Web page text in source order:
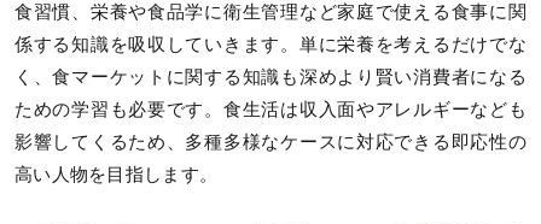
食習慣、栄養や食品学に衛生管理など家庭で使える食事に関
係する知識を吸収していきます。単に栄養を考えるだけでな
く、食マーケットに関する知識も深めより賢い消費者になる
ための学習も必要です。食生活は収入面やアレルギーなども
影響してくるため、多種多様なケースに対応できる即応性の
高い人物を目指します。